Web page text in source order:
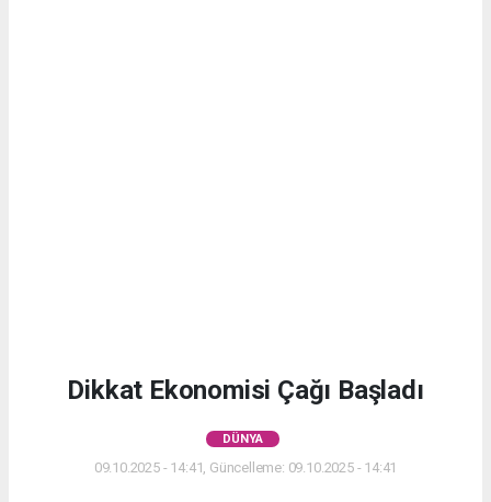
Dikkat Ekonomisi Çağı Başladı
DÜNYA
09.10.2025 - 14:41, Güncelleme: 09.10.2025 - 14:41